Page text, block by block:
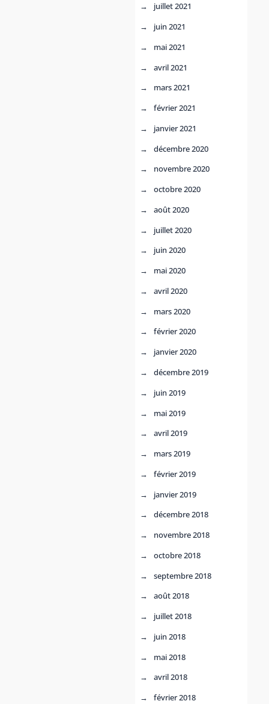
juillet 2021
juin 2021
mai 2021
avril 2021
mars 2021
février 2021
janvier 2021
décembre 2020
novembre 2020
octobre 2020
août 2020
juillet 2020
juin 2020
mai 2020
avril 2020
mars 2020
février 2020
janvier 2020
décembre 2019
juin 2019
mai 2019
avril 2019
mars 2019
février 2019
janvier 2019
décembre 2018
novembre 2018
octobre 2018
septembre 2018
août 2018
juillet 2018
juin 2018
mai 2018
avril 2018
février 2018